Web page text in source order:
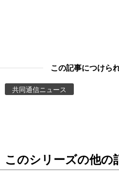
Images
お知らせ
この記事につけら
共同通信ニュース
このシリーズの他の